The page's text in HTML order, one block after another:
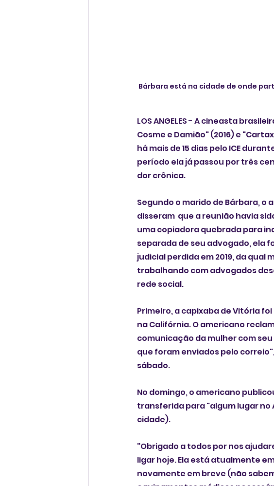
Bárbara está na cidade de onde
LOS ANGELES - A cineasta
Cosme e Damião" (2016) e
há mais de 15 dias pelo ICE
período ela já passou por três
dor crônica.
Segundo o marido de Bárbara, o
disseram  que a reunião havia
uma copiadora quebrada para
separada de seu advogado, ela
judicial perdida em 2019, da
trabalhando com advogados
rede social.
Primeiro, a capixaba de Vitória
na Califórnia. O americano
comunicação da mulher com
que foram enviados pelo
sábado.
No domingo, o americano
transferida para "algum lugar no
cidade).
"Obrigado a todos por nos
ligar hoje. Ela está atualmente
novamente em breve (não